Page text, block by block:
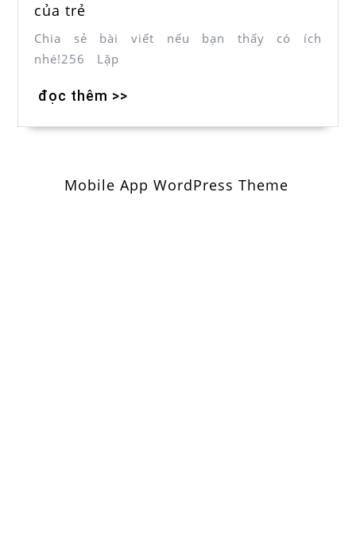
của trẻ
Chia sẻ bài viết nếu bạn thấy có ích
nhé!256 Lặp
đọc thêm >>
Mobile App WordPress Theme